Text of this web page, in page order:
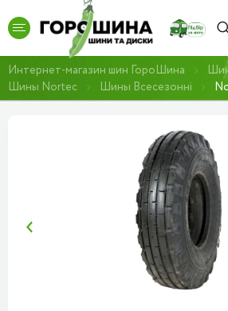
Интернет-магазин шин ГороШина
Шины Nortec
Шины Всесезонні